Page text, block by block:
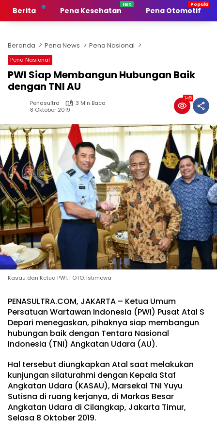
Berita Pena Kesehatan Pena Otomotif
Beranda Pena News Pena Nasional
Pena Nasional
PWI Siap Membangun Hubungan Baik
dengan TNI AU
Penasultra
3 Min Baca
8 Oktober 2019
145
Kasau dan Ketua PWI. FOTO: Istimewa
PENASULTRA.COM, JAKARTA – Ketua Umum
Persatuan Wartawan Indonesia (PWI) Pusat Atal S
Depari menegaskan, pihaknya siap membangun
hubungan baik dengan Tentara Nasional
Indonesia (TNI) Angkatan Udara (AU).
Hal tersebut diungkapkan Atal saat melakukan
kunjungan silaturahmi dengan Kepala Staf
Angkatan Udara (KASAU), Marsekal TNI Yuyu
Sutisna di ruang kerjanya, di Markas Besar
Angkatan Udara di Cilangkap, Jakarta Timur,
Selasa 8 Oktober 2019.